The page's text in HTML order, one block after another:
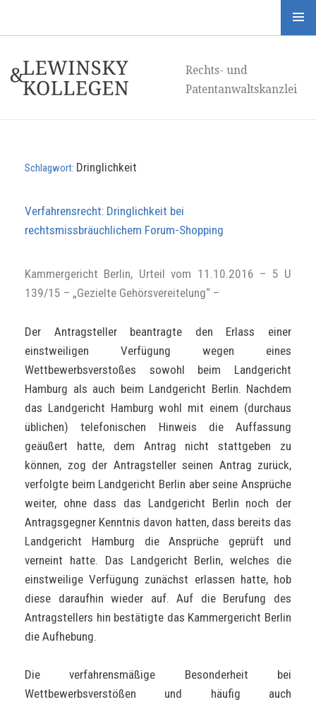
Rechts- und
Patentanwaltskanzlei
Widgets
Schlagwort: Dringlichkeit
Verfahrensrecht: Dringlichkeit bei
rechtsmissbräuchlichem Forum-Shopping
Kammergericht Berlin, Urteil vom 11.10.2016 – 5 U
139/15 – „Gezielte Gehörsvereitelung“ –
Der Antragsteller beantragte den Erlass einer
einstweiligen Verfügung wegen eines
Wettbewerbsverstoßes sowohl beim Landgericht
Hamburg als auch beim Landgericht Berlin. Nachdem
das Landgericht Hamburg wohl mit einem (durchaus
üblichen) telefonischen Hinweis die Auffassung
geäußert hatte, dem Antrag nicht stattgeben zu
können, zog der Antragsteller seinen Antrag zurück,
verfolgte beim Landgericht Berlin aber seine Ansprüche
weiter, ohne dass das Landgericht Berlin noch der
Antragsgegner Kenntnis davon hatten, dass bereits das
Landgericht Hamburg die Ansprüche geprüft und
verneint hatte. Das Landgericht Berlin, welches die
einstweilige Verfügung zunächst erlassen hatte, hob
diese daraufhin wieder auf. Auf die Berufung des
Antragstellers hin bestätigte das Kammergericht Berlin
die Aufhebung.
Die verfahrensmäßige Besonderheit bei
Wettbewerbsverstößen und häufig auch